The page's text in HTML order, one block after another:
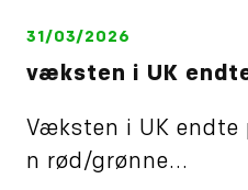
31/03/2026
væksten i UK
Væksten i UK endte
n rød/grønne...